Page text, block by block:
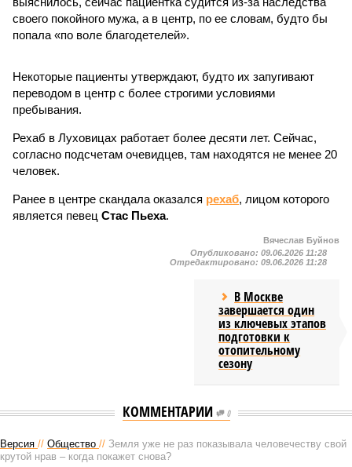
своего покойного мужа, а в центр, по ее словам, будто бы
попала «по воле благодетелей».
Некоторые пациенты утверждают, будто их запугивают
переводом в центр с более строгими условиями
пребывания.
Рехаб в Луховицах работает более десяти лет. Сейчас,
согласно подсчетам очевидцев, там находятся не менее 20
человек.
Ранее в центре скандала оказался рехаб, лицом которого
является певец Стас Пьеха.
Вячеслав Буйнов
Опубликовано: 09.06.2026 11:28
Отредактировано: 09.06.2026 11:28
В Москве
завершается один
из ключевых этапов
подготовки к
отопительному
сезону
КОММЕНТАРИИ 0
Версия // Общество // Земля уже не раз показывала человечеству свой
крутой нрав – когда покажет снова?